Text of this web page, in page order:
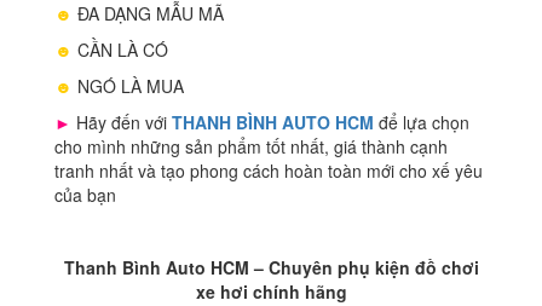
☻ ĐA DẠNG MẪU MÃ
☻ CẦN LÀ CÓ
☻ NGÓ LÀ MUA
► Hãy đến với THANH BÌNH AUTO HCM để lựa chọn
cho mình những sản phẩm tốt nhất, giá thành cạnh
tranh nhất và tạo phong cách hoàn toàn mới cho xế yêu
của bạn
Thanh Bình Auto HCM – Chuyên phụ kiện đồ chơi
xe hơi chính hãng